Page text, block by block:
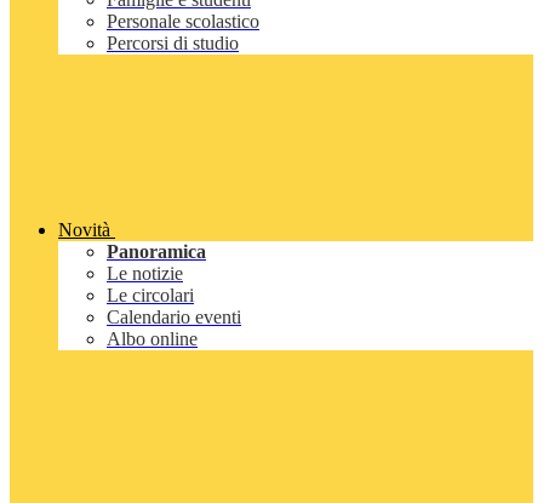
Personale scolastico
Percorsi di studio
Novità
Panoramica
Le notizie
Le circolari
Calendario eventi
Albo online